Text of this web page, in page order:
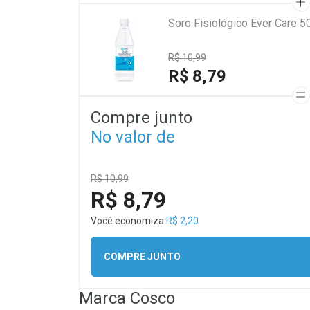
Soro Fisiológico Ever Care
R$ 10,99
R$ 8,79
Compre junto
No valor de
R$ 10,99
R$ 8,79
Você economiza R$ 2,20
COMPRE JUNTO
Marca Cosco